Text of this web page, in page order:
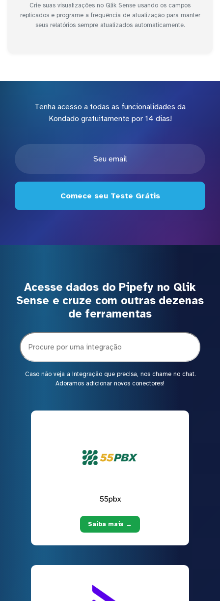
Crie suas visualizações no Qlik Sense usando os campos
replicados e programe a frequência de atualização para manter
seus relatórios sempre atualizados automaticamente.
Tenha acesso a todas as funcionalidades da
Kondado gratuitamente por 14 dias!
Comece seu Teste Grátis
Acesse dados do Pipefy no Qlik
Sense e cruze com outras dezenas
de ferramentas
Caso não veja a integração que precisa, nos chame no chat.
Adoramos adicionar novos conectores!
55pbx
Saiba mais →